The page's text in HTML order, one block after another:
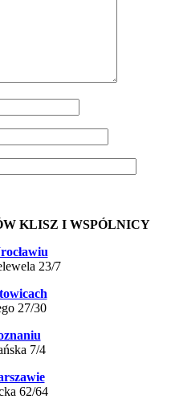
KLISZ I WSPÓLNICY
23/7
27/30
7/4
62/64